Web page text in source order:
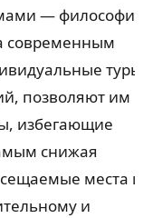
— философия,
современным
туры,
позволяют им
избегающие
снижая
места и
и